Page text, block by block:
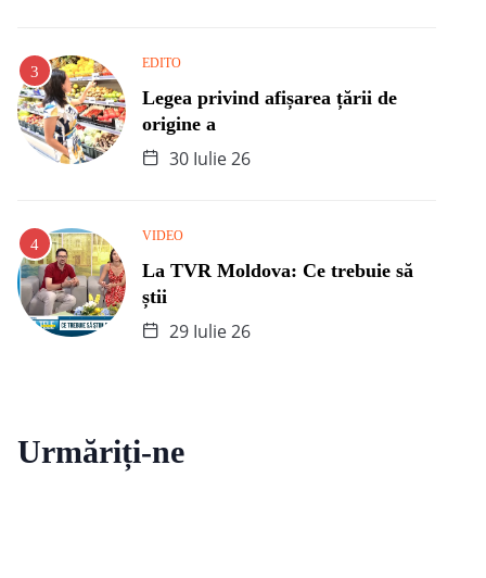
EDITO
Legea privind afișarea țării de
origine a
30 Iulie 26
VIDEO
La TVR Moldova: Ce trebuie să
știi
29 Iulie 26
Urmăriți-ne